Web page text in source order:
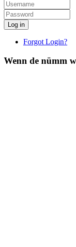
Log in
Forgot Login?
Wenn de nümm